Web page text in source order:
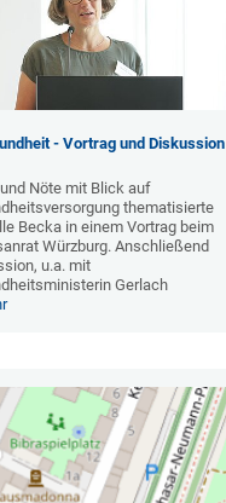
- Vortrag und Diskussion
Nöte mit Blick auf
thematisierte
Becka in einem Vortrag beim
Würzburg. Anschließend
u.a. mit
Gerlach